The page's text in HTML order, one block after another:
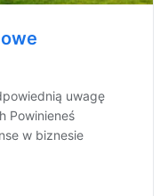
uwagę
Powinieneś
w biznesie